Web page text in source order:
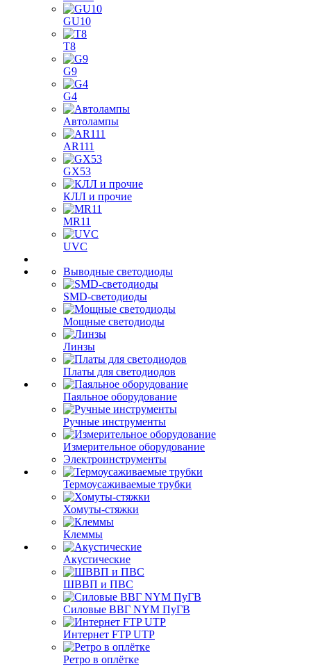
GU10
T8
G9
G4
Автолампы
AR111
GX53
КЛЛ и прочие
MR11
UVC
Выводные светодиоды
SMD-светодиоды
Мощные светодиоды
Линзы
Платы для светодиодов
Паяльное оборудование
Ручные инструменты
Измерительное оборудование
Электроинструменты
Термоусаживаемые трубки
Хомуты-стяжки
Клеммы
Акустические
ШВВП и ПВС
Силовые ВВГ NYM ПуГВ
Интернет FTP UTP
Ретро в оплётке